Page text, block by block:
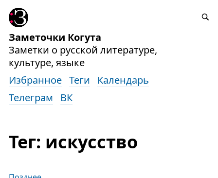
Заметочки Когута
Заметки о русской литературе,
культуре, языке
Избранное Теги
Календарь
Телеграм
ВК
Тег: искусство